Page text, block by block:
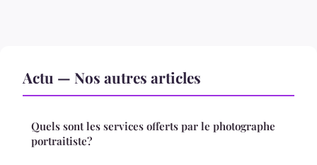
Actu — Nos autres articles
Quels sont les services offerts par le photographe
portraitiste?